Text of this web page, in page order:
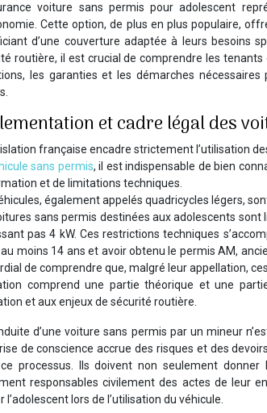
voiture sans permis pour adolescent
Cette option, de plus en plus populaire,
d’une couverture adaptée à leurs besoins
routière, il est crucial de comprendre les
les garanties et les démarches
et cadre légal des
française encadre strictement l’utilisation
sans permis, il est indispensable de bien
et de limitations techniques.
également appelés quadricycles légers,
sans permis destinées aux adolescents
pas 4 kW. Ces restrictions techniques
moins 14 ans et avoir obtenu le permis AM,
de comprendre que, malgré leur appellation,
comprend une partie théorique et une
et aux enjeux de sécurité routière.
d’une voiture sans permis par un mineur
de conscience accrue des risques et des
processus. Ils doivent non seulement
responsables civilement des actes de leur
l’adolescent lors de l’utilisation du véhicule.